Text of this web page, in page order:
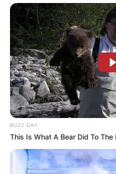
Хрватска
BUZZ DAY
This Is What A Bear Did To